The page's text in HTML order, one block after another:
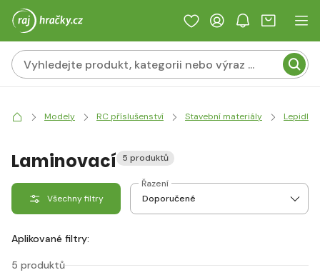
Modely RC příslušenství Stavební materiály Lepidla
Laminovací 5 produktů
Všechny filtry
Řazení
Aplikované filtry:
5 produktů